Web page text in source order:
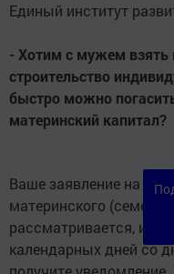
Единый институт
- Хотим с мужем взять
строительство
быстро можно
материнский капитал?
Ваше заявление на
материнского
рассматривается, и
календарных дней со